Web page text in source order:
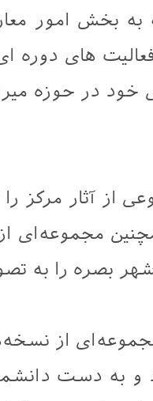
به بخش امور
های دوره
خود در حوزه
از آثار مرکز
مجموعه‌ای از
شهر بصره را به
از
و به دست